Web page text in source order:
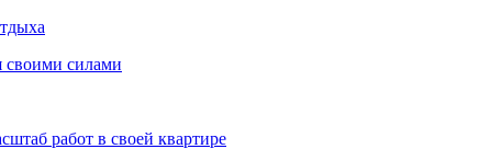
своими силами
работ в своей квартире